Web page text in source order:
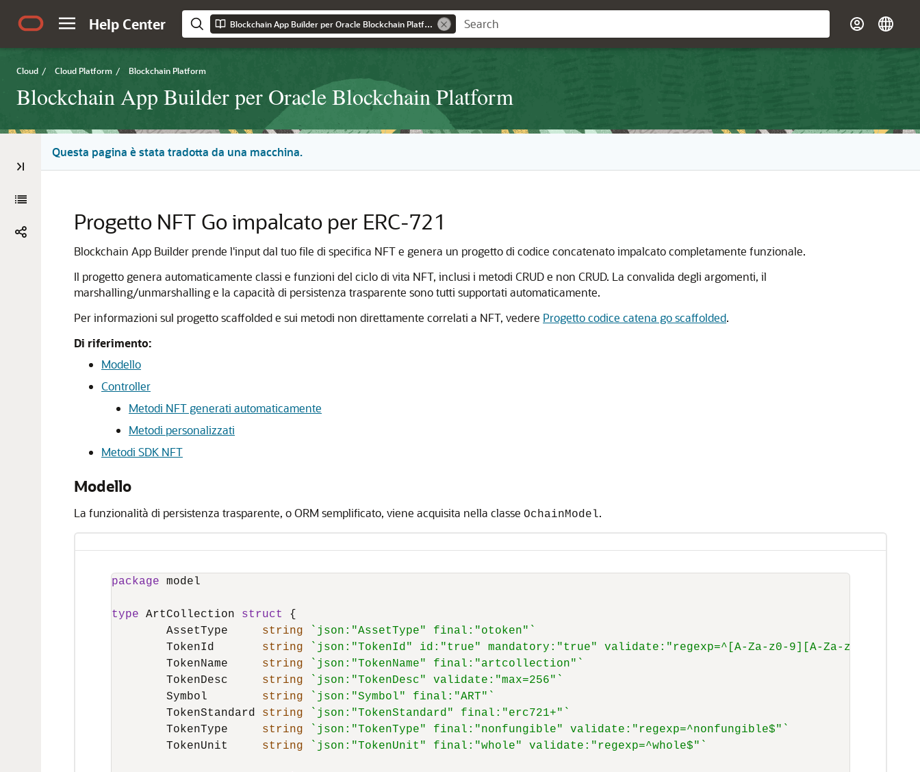
Help Center Blockchain App Builder per Oracle Blockchain Platform
Cloud / Cloud Platform / Blockchain Platform
Blockchain App Builder per Oracle Blockchain Platform
Questa pagina è stata tradotta da una macchina.
Progetto NFT Go impalcato per ERC-721
Blockchain App Builder prende l'input dal tuo file di specifica NFT e genera un progetto di codice concatenato impalcato completamente funzionale.
Il progetto genera automaticamente classi e funzioni del ciclo di vita NFT, inclusi i metodi CRUD e non CRUD. La convalida degli argomenti, il
marshalling/unmarshalling e la capacità di persistenza trasparente sono tutti supportati automaticamente.
Per informazioni sul progetto scaffolded e sui metodi non direttamente correlati a NFT, vedere Progetto codice catena go scaffolded.
Di riferimento:
Modello
Controller
Metodi NFT generati automaticamente
Metodi personalizzati
Metodi SDK NFT
Modello
La funzionalità di persistenza trasparente, o ORM semplificato, viene acquisita nella classe OchainModel.
package model
type ArtCollection struct
{
	AssetType
string
`json:"AssetType" final:"otoken"`
	TokenId
string
`json:"TokenId" id:"true" mandatory:"true" validate:"regexp=^[A-Za-z0-9][A-Za-z0-9_-
	TokenName
string
`json:"TokenName" final:"artcollection"`
	TokenDesc
string
`json:"TokenDesc" validate:"max=256"`
	Symbol
string
`json:"Symbol" final:"ART"`
	TokenStandard
string
`json:"TokenStandard" final:"erc721+"`
	TokenType
string
`json:"TokenType" final:"nonfungible" validate:"regexp=^nonfungible$"`
	TokenUnit
string `json:"TokenUnit" final:"whole" validate:"regexp=^whole$"`